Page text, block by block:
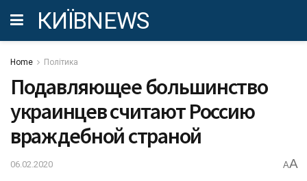
КИЇВNEWS
Home Політика
Подавляющее большинство
украинцев считают Россию
враждебной страной
06.02.2020 AA